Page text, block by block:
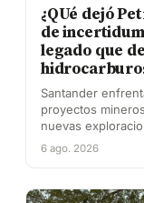
¿QUé dejó
de
legado que
Santander
proyectos
nuevas
6 ago. 2026